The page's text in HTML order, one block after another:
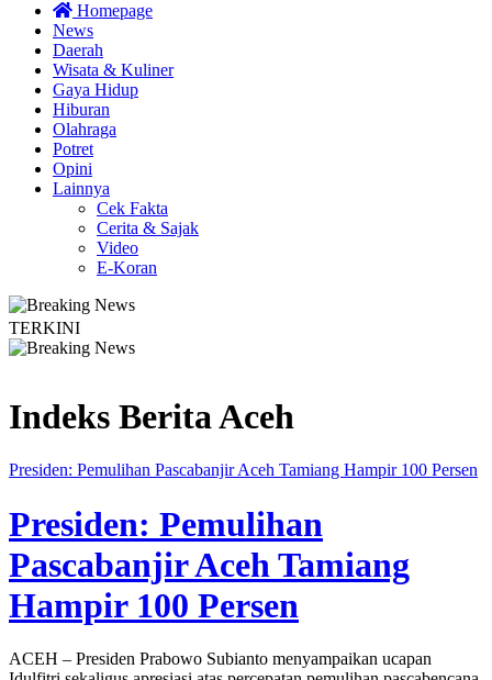
Homepage
News
Daerah
Wisata & Kuliner
Gaya Hidup
Hiburan
Olahraga
Potret
Opini
Lainnya
Cek Fakta
Cerita & Sajak
Video
E-Koran
TERKINI
Indeks BeritaAceh
Presiden: Pemulihan Pascabanjir Aceh Tamiang Hampir 100 Persen
Presiden: Pemulihan
Pascabanjir Aceh Tamiang
Hampir 100 Persen
ACEH – Presiden Prabowo Subianto menyampaikan ucapan